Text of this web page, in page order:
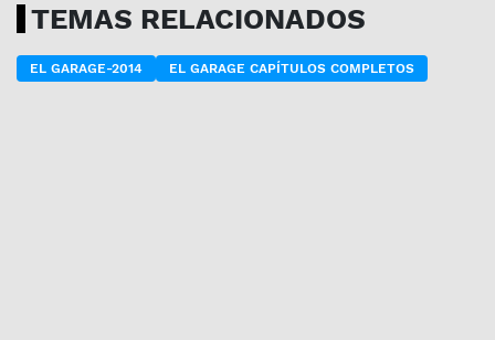
TEMAS RELACIONADOS
EL GARAGE-2014 EL GARAGE CAPÍTULOS COMPLETOS